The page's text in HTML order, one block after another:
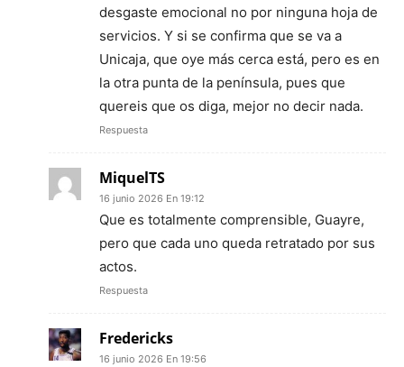
desgaste emocional no por ninguna hoja de
servicios. Y si se confirma que se va a
Unicaja, que oye más cerca está, pero es en
la otra punta de la península, pues que
quereis que os diga, mejor no decir nada.
Respuesta
MiquelTS
16 junio 2026 En 19:12
Que es totalmente comprensible, Guayre,
pero que cada uno queda retratado por sus
actos.
Respuesta
Fredericks
16 junio 2026 En 19:56